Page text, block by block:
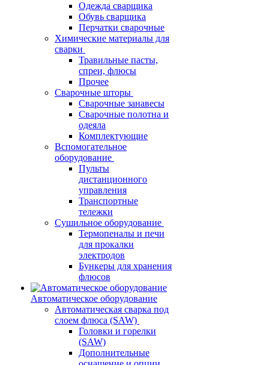
Одежда сварщика
Обувь сварщика
Перчатки сварочные
Химические материалы для
сварки
Травильные пасты,
спреи, флюсы
Прочее
Сварочные шторы
Сварочные занавесы
Сварочные полотна и
одеяла
Комплектующие
Вспомогательное
оборудование
Пульты
дистанционного
управления
Транспортные
тележки
Сушильное оборудование
Термопеналы и печи
для прокалки
электродов
Бункеры для хранения
флюсов
Автоматическое оборудование
Автоматическая сварка под
слоем флюса (SAW)
Головки и горелки
(SAW)
Дополнительные